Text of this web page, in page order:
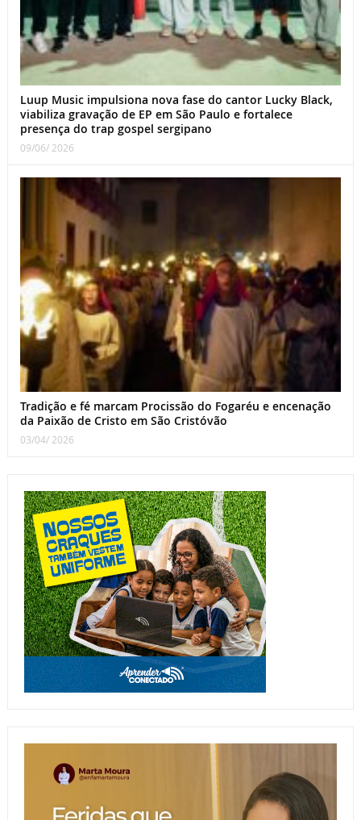
Luup Music impulsiona nova fase do cantor Lucky Black,
viabiliza gravação de EP em São Paulo e fortalece
presença do trap gospel sergipano
09/06/ 2026
Tradição e fé marcam Procissão do Fogaréu e encenação
da Paixão de Cristo em São Cristóvão
03/04/ 2026